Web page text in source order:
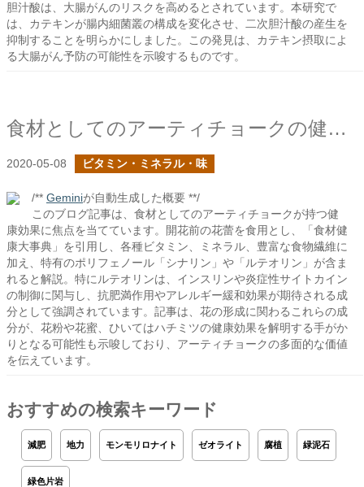
胆汁酸は、大腸がんのリスクを高めるとされています。本研究で
は、カテキンが腸内細菌叢の構成を変化させ、二次胆汁酸の産生を
抑制することを明らかにしました。この発見は、カテキン摂取によ
る大腸がん予防の可能性を示唆するものです。
食材としてのアーティチョークの健康効果に迫る
2020-05-08 ビタミン・ミネラル・味
/** Geminiが自動生成した概要 **/
このブログ記事は、食材としてのアーティチョークが持つ健
康効果に焦点を当てています。開花前の花蕾を食用とし、「食材健
康大事典」を引用し、各種ビタミン、ミネラル、豊富な食物繊維に
加え、特有のポリフェノール「シナリン」や「ルテオリン」が含ま
れると解説。特にルテオリンは、インスリンや炎症性サイトカイン
の制御に関与し、抗肥満作用やアレルギー緩和効果が期待される成
分として強調されています。記事は、花の形成に関わるこれらの成
分が、花粉や花蜜、ひいてはハチミツの健康効果を解明する手がか
りとなる可能性も示唆しており、アーティチョークの多面的な価値
を伝えています。
おすすめの検索キーワード
減肥 地力 モンモリロナイト ゼオライト 腐植 緑泥石
緑色片岩